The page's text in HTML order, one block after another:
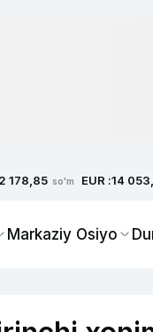
178,85 so'm EUR :14
Markaziy Osiyo